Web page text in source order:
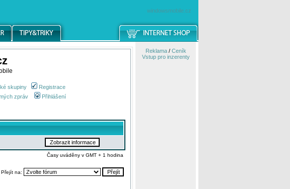
windowsmobile.cz
skupiny
Registrace
zpráv Přihlášení
Časy uváděny v GMT + 1 hodina
Přejít na:
Reklama/ Ceník
Vstup pro inzerenty